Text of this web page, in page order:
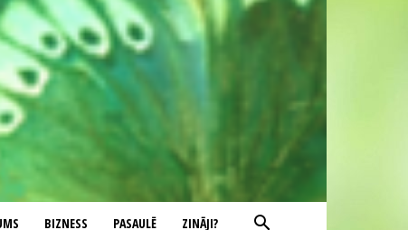
BIZNESS PASAULĒ ZINĀJI?